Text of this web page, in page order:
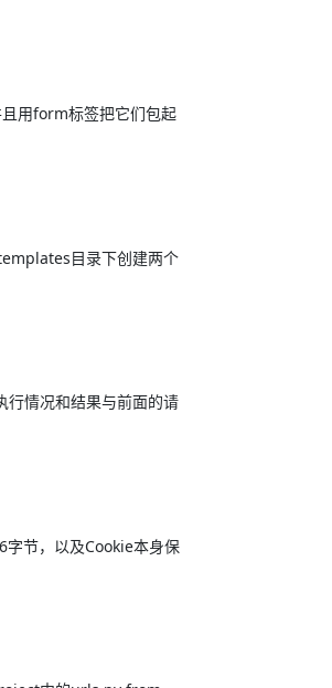
用form标签把它们包起
目录下创建两个
行情况和结果与前面的请
字节，以及Cookie本身保